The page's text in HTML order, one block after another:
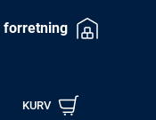
KURV